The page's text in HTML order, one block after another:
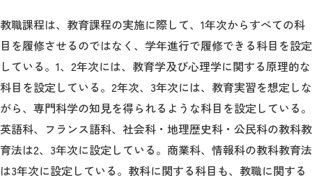
教職課程は、教育課程の実施に際して、1年次からすべての科
目を履修させるのではなく、学年進行で履修できる科目を設定
している。1、2年次には、教育学及び心理学に関する原理的な
科目を設定している。2年次、3年次には、教育実習を想定しな
がら、専門科学の知見を得られるような科目を設定している。
英語科、フランス語科、社会科・地理歴史科・公民科の教科教
育法は2、3年次に設定している。商業科、情報科の教科教育法
は3年次に設定している。教科に関する科目も、教職に関する